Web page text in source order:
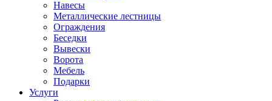
Навесы
Металлические лестницы
Ограждения
Беседки
Вывески
Ворота
Мебель
Подарки
Услуги